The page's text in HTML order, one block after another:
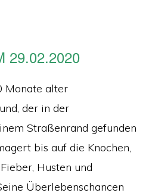
29.02.2020
Monate alter
der in der
Straßenrand gefunden
bis auf die Knochen,
Husten und
Überlebenschancen